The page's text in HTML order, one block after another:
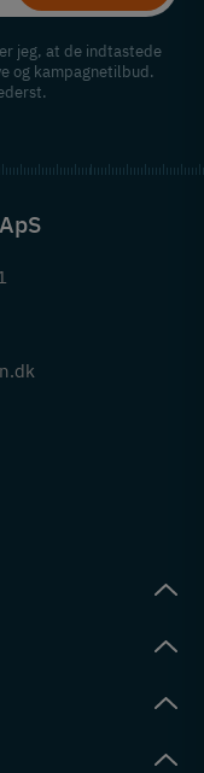
jeg, at de indtastede
og kampagnetilbud.